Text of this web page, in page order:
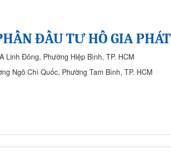
ĐẦU TƯ HỒ GIA PHÁT
Linh Đông, Phường Hiệp Bình, TP. HCM
Ngô Chí Quốc, Phường Tam Bình, TP. HCM